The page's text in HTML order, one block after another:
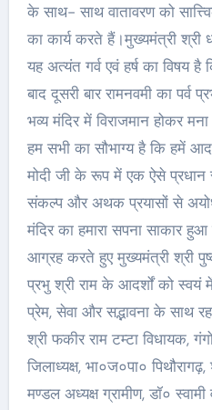
के साथ- साथ वातावरण को
का कार्य करते हैं।मुख्यमंत्री श्री
यह अत्यंत गर्व एवं हर्ष का विषय
बाद दूसरी बार रामनवमी का पर्व
भव्य मंदिर में विराजमान होकर
हम सभी का सौभाग्य है कि हमें
मोदी जी के रूप में एक ऐसे
संकल्प और अथक प्रयासों से
मंदिर का हमारा सपना साकार
आग्रह करते हुए मुख्यमंत्री श्री
प्रभु श्री राम के आदर्शों को स्वयं
प्रेम, सेवा और सद्भावना के साथ
श्री फकीर राम टम्टा विधायक,
जिलाध्यक्ष, भा०ज०पा०
मण्डल अध्यक्ष ग्रामीण, डॉ० स्वामी